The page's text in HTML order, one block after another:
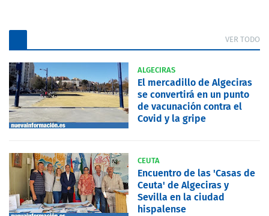
VER TODO
ALGECIRAS
El mercadillo de Algeciras
se convertirá en un punto
de vacunación contra el
Covid y la gripe
CEUTA
Encuentro de las 'Casas de
Ceuta' de Algeciras y
Sevilla en la ciudad
hispalense